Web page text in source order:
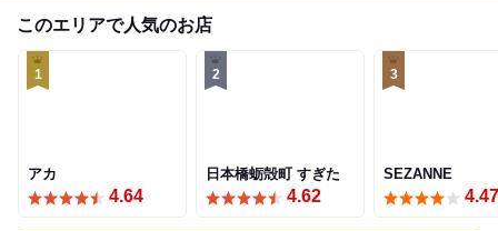
このエリアで人気のお店
1
アカ
4.64
2
日本橋蛎殻町 すぎた
4.62
3
SEZANNE
4.47